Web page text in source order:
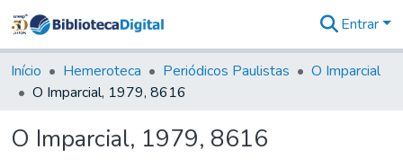
&
Coleções
Tudo na
Digital
Entrar
Início Hemeroteca Periódicos Paulistas
O Imparcial
O Imparcial, 1979, 8616
O Imparcial, 1979, 8616